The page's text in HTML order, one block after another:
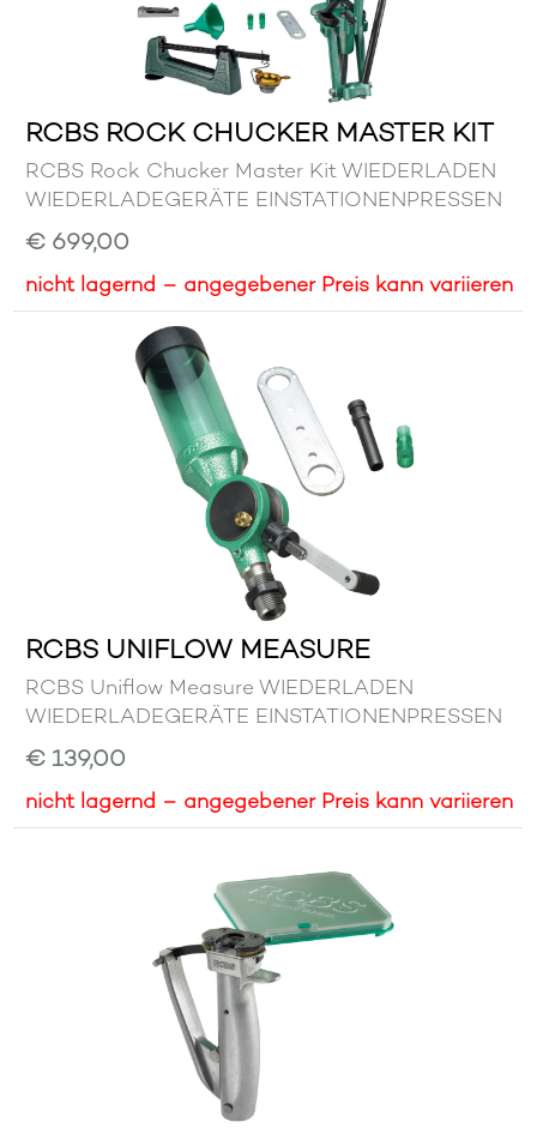
RCBS ROCK CHUCKER MASTER KIT
RCBS Rock Chucker Master Kit WIEDERLADEN
WIEDERLADEGERÄTE EINSTATIONENPRESSEN
€ 699,00
nicht lagernd – angegebener Preis kann variieren
RCBS UNIFLOW MEASURE
RCBS Uniflow Measure WIEDERLADEN
WIEDERLADEGERÄTE EINSTATIONENPRESSEN
€ 139,00
nicht lagernd – angegebener Preis kann variieren